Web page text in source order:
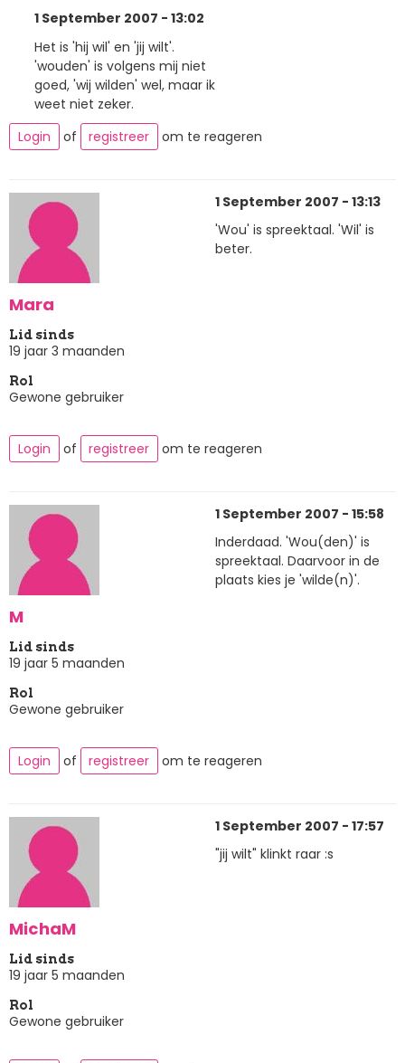
1 September 2007 - 13:02
Het is 'hij wil' en 'jij wilt'.
'wouden' is volgens mij niet
goed, 'wij wilden' wel, maar ik
weet niet zeker.
Login
of registreer om te reageren
Mara
Lid sinds
19 jaar 3 maanden
Rol
Gewone gebruiker
1 September 2007 - 13:13
'Wou' is spreektaal. 'Wil' is
beter.
Login of registreer om te reageren
M
Lid sinds
19 jaar 5 maanden
Rol
Gewone gebruiker
1 September 2007 - 15:58
Inderdaad. 'Wou(den)' is
spreektaal. Daarvoor in de
plaats kies je 'wilde(n)'.
Login of registreer om te reageren
MichaM
Lid sinds
19 jaar 5 maanden
Rol
Gewone gebruiker
1 September 2007 - 17:57
"jij wilt" klinkt raar :s